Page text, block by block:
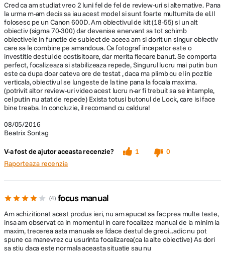
08/05/2016
Beatrix Sontag
Cred ca am studiat vreo 2 luni fel de fel de review-uri si alternative. Pana
la urma m-am decis sa iau acest model si sunt foarte multumita de el.Il
folosesc pe un Canon 600D. Am obiectivul de kit (18-55) si un alt
obiectiv (sigma 70-300) dar devenise enervant sa tot schimb
obiectivele in functie de subiect de aceea am si dorit un singur obiectiv
care sa le combine pe amandoua. Ca fotograf incepator este o
investitie destul de costisitoare, dar merita fiecare banut. Se comporta
perfect, focalizeaza si stabilizeaza repede, Singurul lucru mai putin bun
este ca dupa doar cateva ore de testat , daca ma plimb cu el in pozitie
verticala, obiectivul se lungeste de la tine pana la focala maxima.
(potrivit altor review-uri video acest lucru n-ar fi trebuit sa se intample,
cel putin nu atat de repede) Exista totusi butonul de Lock, care isi face
bine treaba. In concluzie, il recomand cu caldura!
V-a fost de ajutor aceasta recenzie? 1
0
Raporteaza recenzia
4 focus manual
Am achizitionat acest produs ieri, nu am apucat sa fac prea multe teste,
insa am observat ca in momentul in care focalizez manual de la minim la
maxim, trecerea asta manuala se fdace destul de greoi...adic nu pot
spune ca manevrez cu usurinta focalizarea(ca la alte obiective) As dori
sa stiu daca este normala aceasta situatie sau nu